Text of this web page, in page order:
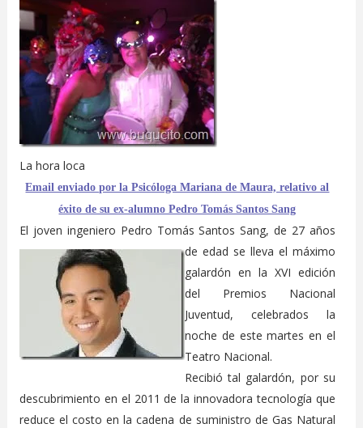
La hora loca
Email enviado por la Psicóloga Mariana de Maura, relativo al
éxito de su ex-alumno Pedro Tomás Santos Sang
El joven ingeniero Pedro Tomás Santos Sang, de 27 años
de edad se lleva el máximo
galardón en la XVI edición
del Premios Nacional
Juventud, celebrados la
noche de este martes en el
Teatro Nacional.
Recibió tal galardón, por su
descubrimiento en el 2011 de la innovadora tecnologí­a que
reduce el costo en la cadena de suministro de Gas Natural